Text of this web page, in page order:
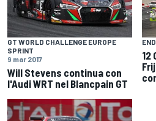
GT WORLD CHALLENGE EUROPE
SPRINT
9 mar 2017
Will Stevens continua con
l'Audi WRT nel Blancpain GT
12